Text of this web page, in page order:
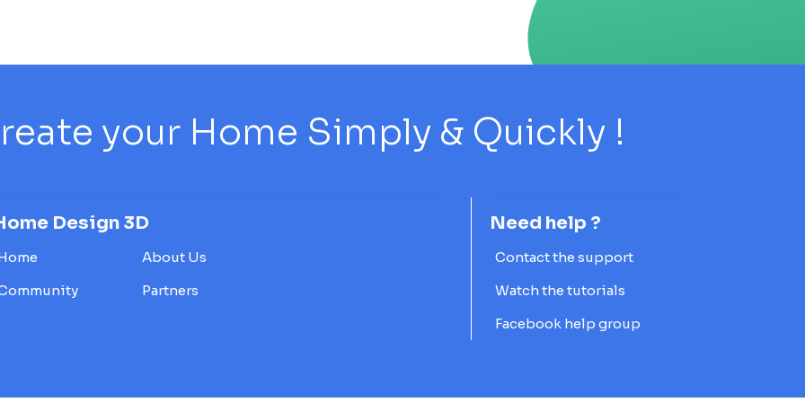
your Home Simply & Quickly !
Design 3D
About Us
Partners
Need help ?
Contact the support
Watch the tutorials
Facebook help group